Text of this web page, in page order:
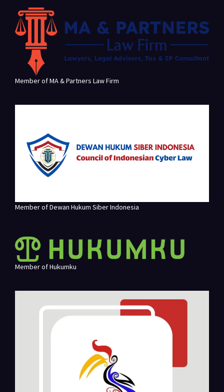
Member of MA & Partners Law Firm
Member of Dewan Hukum Siber Indonesia
Member of Hukumku